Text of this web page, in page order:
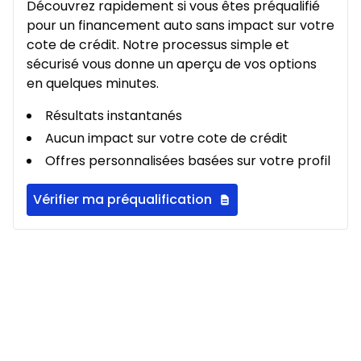
Location sur 36 mois
0.00 $ d'acompte • 2.49%
À partir de :
280$/ Sem.
Location sur 27 mois
0.00 $ d'acompte • 2.49%
341$/Sem.
Location sur 24 mois
Découvrez rapidement si vous êtes préqualifié
pour un financement auto sans impact sur votre
cote de crédit. Notre processus simple et
sécurisé vous donne un aperçu de vos options
en quelques minutes.
Résultats instantanés
Aucun impact sur votre cote de crédit
Offres personnalisées basées sur votre profil
Vérifier ma préqualification